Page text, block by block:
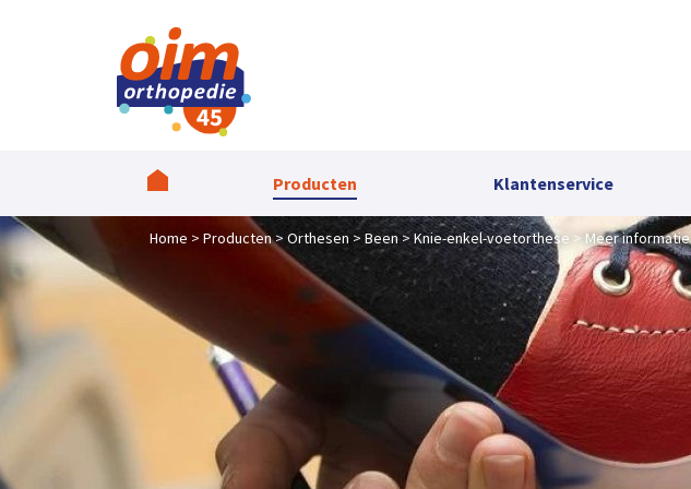
Producten Klantenservice
Home Producten Orthesen Been Knie-enkel-voetorthese Meer informatie